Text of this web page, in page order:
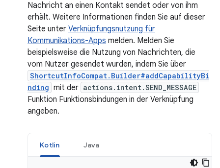
Nachricht an einen Kontakt sendet oder von ihm
erhält. Weitere Informationen finden Sie auf dieser
Seite unter Verknüpfungsnutzung für
Kommunikations-Apps melden. Melden Sie
beispielsweise die Nutzung von Nachrichten, die
vom Nutzer gesendet wurden, indem Sie über
ShortcutInfoCompat.Builder#addCapabilityBi
nding mit der actions.intent.SEND_MESSAGE
Funktion Funktionsbindungen in der Verknüpfung
angeben.
Kotlin Java